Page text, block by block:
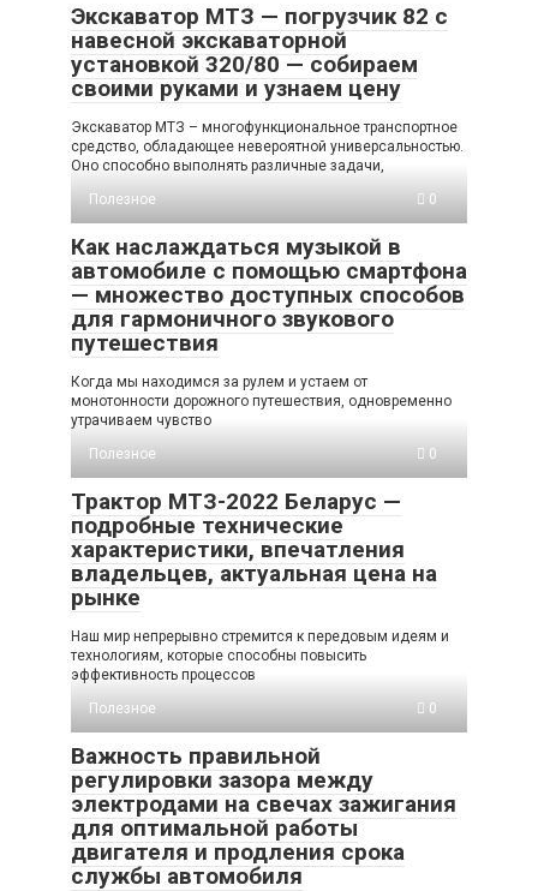
Экскаватор МТЗ — погрузчик 82 с
навесной экскаваторной
установкой 320/80 — собираем
своими руками и узнаем цену
Экскаватор МТЗ – многофункциональное транспортное
средство, обладающее невероятной универсальностью.
Оно способно выполнять различные задачи,
Полезное
0
Как наслаждаться музыкой в
автомобиле с помощью смартфона
— множество доступных способов
для гармоничного звукового
путешествия
Когда мы находимся за рулем и устаем от
монотонности дорожного путешествия, одновременно
утрачиваем чувство
Полезное
0
Трактор МТЗ-2022 Беларус —
подробные технические
характеристики, впечатления
владельцев, актуальная цена на
рынке
Наш мир непрерывно стремится к передовым идеям и
технологиям, которые способны повысить
эффективность процессов
Полезное
0
Важность правильной
регулировки зазора между
электродами на свечах зажигания
для оптимальной работы
двигателя и продления срока
службы автомобиля